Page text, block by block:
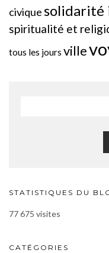
civiquesolidarité
spiritualité et
tous les jours ville
STATISTIQUES DU
77 675 visites
CATÉGORIES